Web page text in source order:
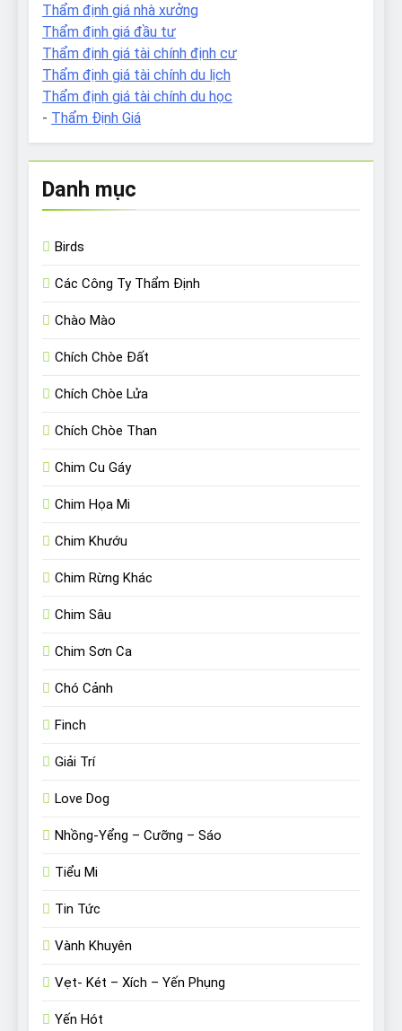
Thẩm định giá nhà xưởng
Thẩm định giá đầu tư
Thẩm định giá tài chính định cư
Thẩm định giá tài chính du lịch
Thẩm định giá tài chính du học
- Thẩm Định Giá
Danh mục
Birds
Các Công Ty Thẩm Định
Chào Mào
Chích Chòe Đất
Chích Chòe Lửa
Chích Chòe Than
Chim Cu Gáy
Chim Họa Mi
Chim Khướu
Chim Rừng Khác
Chim Sâu
Chim Sơn Ca
Chó Cảnh
Finch
Giải Trí
Love Dog
Nhồng-Yểng – Cưỡng – Sáo
Tiểu Mi
Tin Tức
Vành Khuyên
Vẹt- Két – Xích – Yến Phụng
Yến Hót